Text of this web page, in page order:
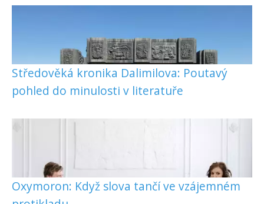
Středověká kronika Dalimilova: Poutavý
pohled do minulosti v literatuře
Oxymoron: Když slova tančí ve vzájemném